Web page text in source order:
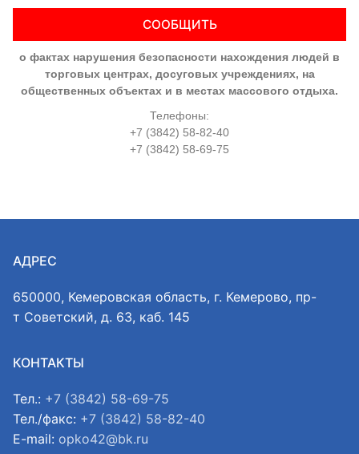
СООБЩИТЬ
о фактах нарушения безопасности нахождения людей в
торговых центрах, досуговых учреждениях, на
общественных объектах и в местах массового отдыха.
Телефоны:
+7 (3842) 58-82-40
+7 (3842) 58-69-75
АДРЕС
650000, Кемеровская область, г. Кемерово, пр-
т Советский, д. 63, каб. 145
КОНТАКТЫ
Тел.: +7 (3842) 58-69-75
Тел./факс: +7 (3842) 58-82-40
E-mail: opko42@bk.ru